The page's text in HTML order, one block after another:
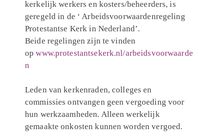
kerkelijk werkers en kosters/beheerders, is
geregeld in de ‘ Arbeidsvoorwaardenregeling
Protestantse Kerk in Nederland’.
Beide regelingen zijn te vinden
opwww.protestantsekerk.nl/arbeidsvoorwaarde
n
Leden van kerkenraden, colleges en
commissies ontvangen geen vergoeding voor
hun werkzaamheden. Alleen werkelijk
gemaakte onkosten kunnen worden vergoed.